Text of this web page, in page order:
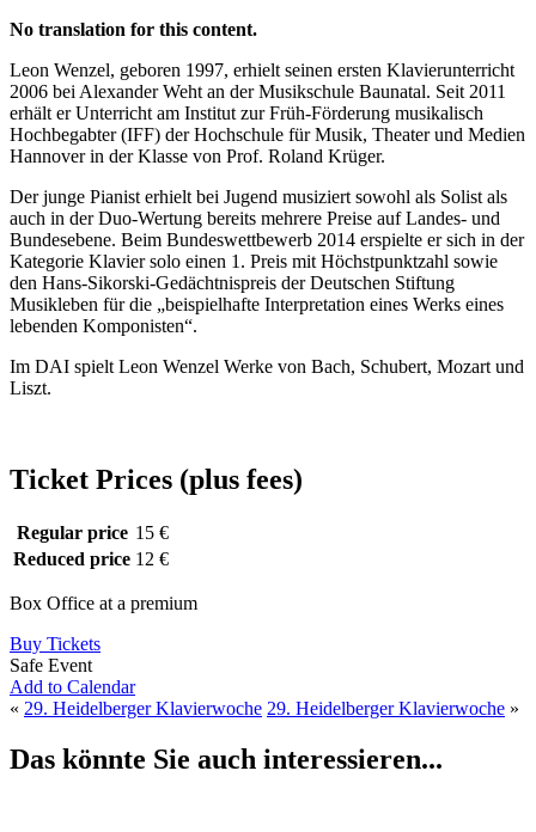
No translation for this content.
Leon Wenzel, geboren 1997, erhielt seinen ersten Klavierunterricht
2006 bei Alexander Weht an der Musikschule Baunatal. Seit 2011
erhält er Unterricht am Institut zur Früh-Förderung musikalisch
Hochbegabter (IFF) der Hochschule für Musik, Theater und Medien
Hannover in der Klasse von Prof. Roland Krüger.
Der junge Pianist erhielt bei Jugend musiziert sowohl als Solist als
auch in der Duo-Wertung bereits mehrere Preise auf Landes- und
Bundesebene. Beim Bundeswettbewerb 2014 erspielte er sich in der
Kategorie Klavier solo einen 1. Preis mit Höchstpunktzahl sowie
den Hans-Sikorski-Gedächtnispreis der Deutschen Stiftung
Musikleben für die „beispielhafte Interpretation eines Werks eines
lebenden Komponisten“.
Im DAI spielt Leon Wenzel Werke von Bach, Schubert, Mozart und
Liszt.
Ticket Prices (plus fees)
Regular price 15 €
Reduced price 12 €
Box Office at a premium
Buy Tickets
Safe Event
Add to Calendar
« 29. Heidelberger Klavierwoche 29. Heidelberger Klavierwoche »
Das könnte Sie auch interessieren...